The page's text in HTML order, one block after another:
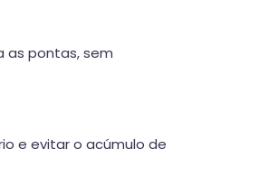
as pontas, sem
e evitar o acúmulo de